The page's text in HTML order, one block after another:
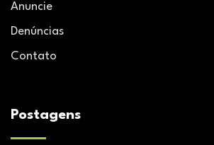
Anuncie
Denúncias
Contato
Postagens